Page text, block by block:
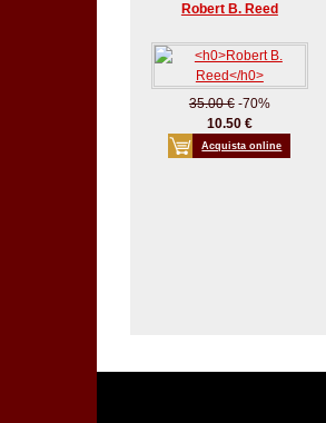
Robert B. Reed
35.00 €-70%
10.50 €
Acquista online